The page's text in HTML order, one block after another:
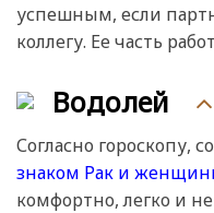
успешным, если
коллегу. Ее часть
Водолей
Согласно гороскопу,
знаком Рак и
комфортно, легко и